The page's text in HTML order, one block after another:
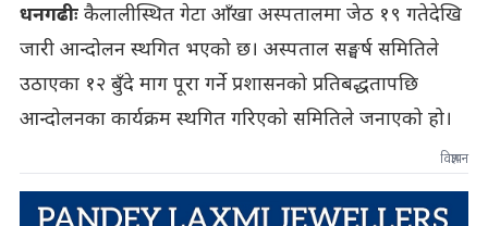
धनगढीःकैलालीस्थित गेटा आँखा अस्पतालमा जेठ १९ गतेदेखि
जारी आन्दोलन स्थगित भएको छ। अस्पताल सङ्घर्ष समितिले
उठाएका १२ बुँदे माग पूरा गर्ने प्रशासनको प्रतिबद्धतापछि
आन्दोलनका कार्यक्रम स्थगित गरिएको समितिले जनाएको हो।
विज्ञापन